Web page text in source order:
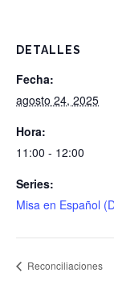
DETALLES
Fecha:
agosto 24, 2025
Hora:
11:00 - 12:00
Series:
Misa en Español
Reconciliaciones